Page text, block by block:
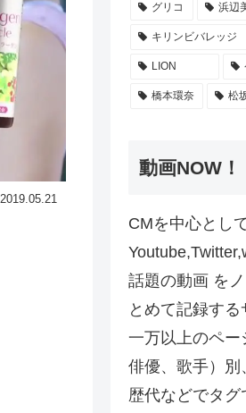
2019.05.21
グリコ 浜辺
キリンビバレッジ
LION
橋本環奈 松
動画NOW
CMを中心として
話題の動画 を
とめて記録する
一万以上のペー
俳優、歌手）別
歴代などでタ